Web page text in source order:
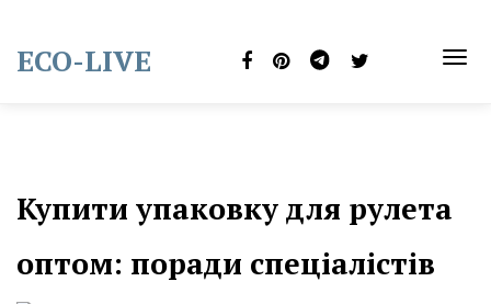
content
ECO-LIVE
Купити упаковку для рулета
оптом: поради спеціалістів